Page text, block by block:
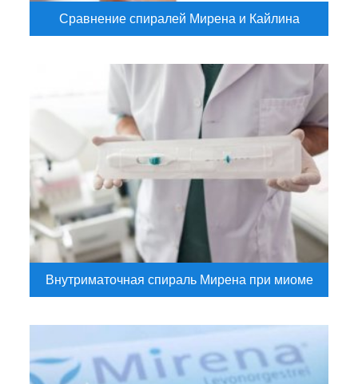
Сравнение спиралей Мирена и Кайлина
Внутриматочная спираль Мирена при миоме